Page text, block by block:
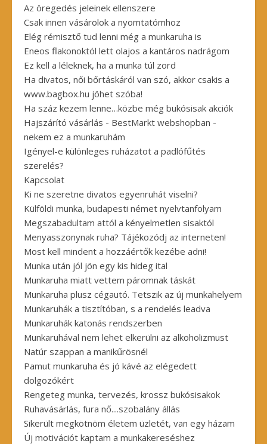
Az öregedés jeleinek ellenszere
Csak innen vásárolok a nyomtatómhoz
Elég rémisztő tud lenni még a munkaruha is
Eneos flakonoktól lett olajos a kantáros nadrágom
Ez kell a léleknek, ha a munka túl zord
Ha divatos, női bőrtáskáról van szó, akkor csakis a
www.bagbox.hu jöhet szóba!
Ha száz kezem lenne…közbe még bukósisak akciók
Hajszárító vásárlás - BestMarkt webshopban -
nekem ez a munkaruhám
Igényel-e különleges ruházatot a padlófűtés
szerelés?
Kapcsolat
Ki ne szeretne divatos egyenruhát viselni?
Külföldi munka, budapesti német nyelvtanfolyam
Megszabadultam attól a kényelmetlen sisaktól
Menyasszonynak ruha? Tájékozódj az interneten!
Most kell mindent a hozzáértők kezébe adni!
Munka után jól jön egy kis hideg ital
Munkaruha miatt vettem páromnak táskát
Munkaruha plusz cégautó. Tetszik az új munkahelyem
Munkaruhák a tisztítóban, s a rendelés leadva
Munkaruhák katonás rendszerben
Munkaruhával nem lehet elkerülni az alkoholizmust
Natúr szappan a manikűrösnél
Pamut munkaruha és jó kávé az elégedett
dolgozókért
Rengeteg munka, tervezés, krossz bukósisakok
Ruhavásárlás, fura nő....szobalány állás
Sikerült megkötnöm életem üzletét, van egy házam
Új motivációt kaptam a munkakereséshez